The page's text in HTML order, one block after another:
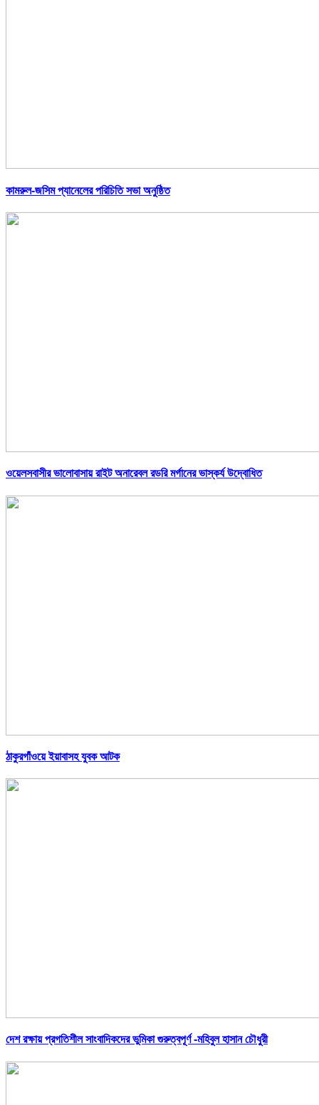
কামরুল-জসিম প্যানেলের পরিচিতি সভা অনুষ্ঠিত
ওয়েলসবাসীর ভালোবাসায় রাইট অনারেবল রডরি মর্গানের ভাস্কর্য উদ্বোধিত
ঠাকুরগাঁওয়ে ইয়াবাসহ যুবক আটক
দেশ রক্ষায় প্রগতিশীল সাংবাদিকদের ভুমিকা গুরুত্বপূর্ণ -মহিবুল হাসান চৌধুরী